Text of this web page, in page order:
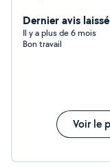
de nouvelle
mal de matériels
compétences et
Dernier avis
Il y a plus de 6 mois
Bon travail
Voir le